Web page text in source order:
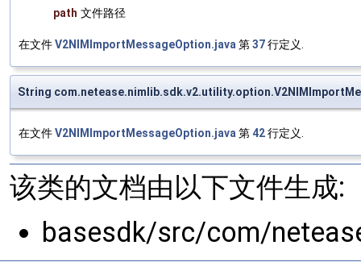
path 文件路径
在文件V2NIMImportMessageOption.java 第37行定义.
String
在文件V2NIMImportMessageOption.java 第 42行定义.
该类的文档由以下文件生成:
basesdk/src/com/